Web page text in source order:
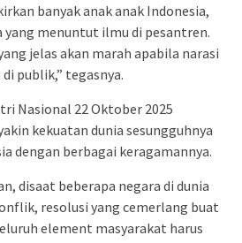
banyak anak anak Indonesia,
yang menuntut ilmu di pesantren.
jelas akan marah apabila narasi
publik,” tegasnya.
Nasional 22 Oktober 2025
kekuatan dunia sesungguhnya
dengan berbagai keragamannya.
disaat beberapa negara di dunia
resolusi yang cemerlang buat
element masyarakat harus